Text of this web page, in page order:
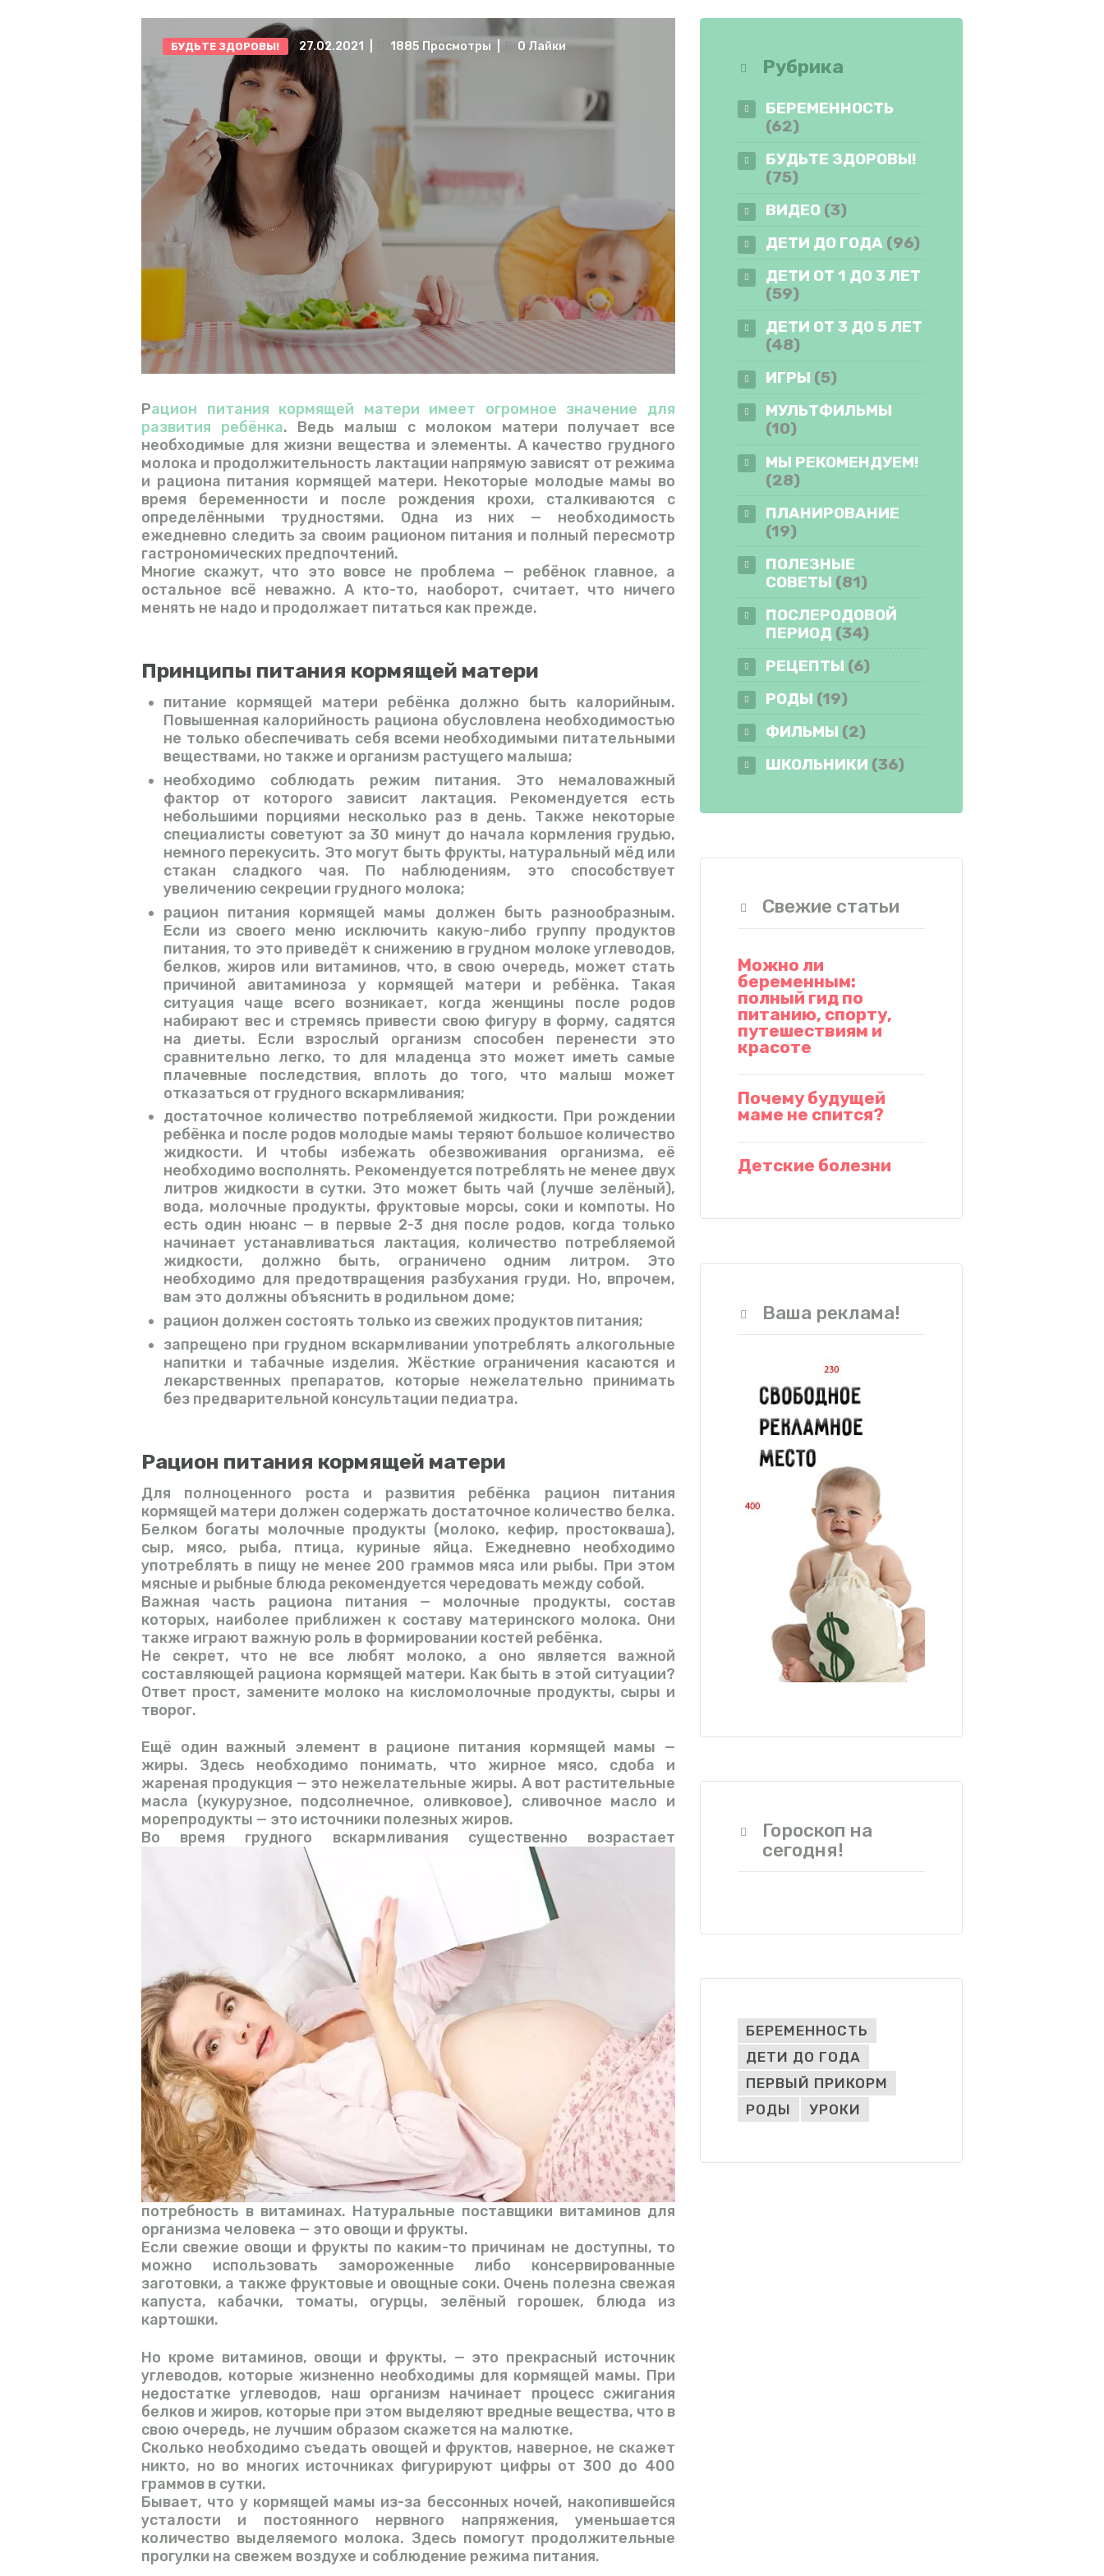
И
ИГРЫ
ВИДЕО
ФОРУМ
БУДЬТЕ ЗДОРОВЫ! 27.02.2021 1885 Просмотры 0 Лайки
Рацион питания кормящей матери имеет огромное значение для
развития ребёнка. Ведь малыш с молоком матери получает все
необходимые для жизни вещества и элементы. А качество грудного
молока и продолжительность лактации напрямую зависят от режима
и рациона питания кормящей матери. Некоторые молодые мамы во
время беременности и после рождения крохи, сталкиваются с
определёнными трудностями. Одна из них — необходимость
ежедневно следить за своим рационом питания и полный пересмотр
гастрономических предпочтений.
Многие скажут, что это вовсе не проблема — ребёнок главное, а
остальное всё неважно. А кто-то, наоборот, считает, что ничего
менять не надо и продолжает питаться как прежде.
Принципы питания кормящей матери
питание кормящей матери ребёнка должно быть калорийным.
Повышенная калорийность рациона обусловлена необходимостью
не только обеспечивать себя всеми необходимыми питательными
веществами, но также и организм растущего малыша;
необходимо соблюдать режим питания. Это немаловажный
фактор от которого зависит лактация. Рекомендуется есть
небольшими порциями несколько раз в день. Также некоторые
специалисты советуют за 30 минут до начала кормления грудью,
немного перекусить. Это могут быть фрукты, натуральный мёд или
стакан сладкого чая. По наблюдениям, это способствует
увеличению секреции грудного молока;
рацион питания кормящей мамы должен быть разнообразным.
Если из своего меню исключить какую-либо группу продуктов
питания, то это приведёт к снижению в грудном молоке углеводов,
белков, жиров или витаминов, что, в свою очередь, может стать
причиной авитаминоза у кормящей матери и ребёнка. Такая
ситуация чаще всего возникает, когда женщины после родов
набирают вес и стремясь привести свою фигуру в форму, садятся
на диеты. Если взрослый организм способен перенести это
сравнительно легко, то для младенца это может иметь самые
плачевные последствия, вплоть до того, что малыш может
отказаться от грудного вскармливания;
достаточное количество потребляемой жидкости. При рождении
ребёнка и после родов молодые мамы теряют большое количество
жидкости. И чтобы избежать обезвоживания организма, её
необходимо восполнять. Рекомендуется потреблять не менее двух
литров жидкости в сутки. Это может быть чай (лучше зелёный),
вода, молочные продукты, фруктовые морсы, соки и компоты. Но
есть один нюанс — в первые 2-3 дня после родов, когда только
начинает устанавливаться лактация, количество потребляемой
жидкости, должно быть, ограничено одним литром. Это
необходимо для предотвращения разбухания груди. Но, впрочем,
вам это должны объяснить в родильном доме;
рацион должен состоять только из свежих продуктов питания;
запрещено при грудном вскармливании употреблять алкогольные
напитки и табачные изделия. Жёсткие ограничения касаются и
лекарственных препаратов, которые нежелательно принимать
без предварительной консультации педиатра.
Рацион питания кормящей матери
Для полноценного роста и развития ребёнка рацион питания
кормящей матери должен содержать достаточное количество белка.
Белком богаты молочные продукты (молоко, кефир, простокваша),
сыр, мясо, рыба, птица, куриные яйца. Ежедневно необходимо
употреблять в пищу не менее 200 граммов мяса или рыбы. При этом
мясные и рыбные блюда рекомендуется чередовать между собой.
Важная часть рациона питания — молочные продукты, состав
которых, наиболее приближен к составу материнского молока. Они
также играют важную роль в формировании костей ребёнка.
Не секрет, что не все любят молоко, а оно является важной
составляющей рациона кормящей матери. Как быть в этой ситуации?
Ответ прост, замените молоко на кисломолочные продукты, сыры и
творог.
Ещё один важный элемент в рационе питания кормящей мамы —
жиры. Здесь необходимо понимать, что жирное мясо, сдоба и
жареная продукция — это нежелательные жиры. А вот растительные
масла (кукурузное, подсолнечное, оливковое), сливочное масло и
морепродукты — это источники полезных жиров.
Во время грудного вскармливания существенно возрастает
потребность в витаминах. Натуральные поставщики витаминов для
организма человека — это овощи и фрукты.
Если свежие овощи и фрукты по каким-то причинам не доступны, то
можно использовать замороженные либо консервированные
заготовки, а также фруктовые и овощные соки. Очень полезна свежая
капуста, кабачки, томаты, огурцы, зелёный горошек, блюда из
картошки.
Но кроме витаминов, овощи и фрукты, — это прекрасный источник
углеводов, которые жизненно необходимы для кормящей мамы. При
недостатке углеводов, наш организм начинает процесс сжигания
белков и жиров, которые при этом выделяют вредные вещества, что в
свою очередь, не лучшим образом скажется на малютке.
Сколько необходимо съедать овощей и фруктов, наверное, не скажет
никто, но во многих источниках фигурируют цифры от 300 до 400
граммов в сутки.
Бывает, что у кормящей мамы из-за бессонных ночей, накопившейся
усталости и постоянного нервного напряжения, уменьшается
количество выделяемого молока. Здесь помогут продолжительные
прогулки на свежем воздухе и соблюдение режима питания.
Рубрика
БЕРЕМЕННОСТЬ
(62)
БУДЬТЕ ЗДОРОВЫ!
(75)
ВИДЕО (3)
ДЕТИ ДО ГОДА (96)
ДЕТИ ОТ 1 ДО 3 ЛЕТ
(59)
ДЕТИ ОТ 3 ДО 5 ЛЕТ
(48)
ИГРЫ (5)
МУЛЬТФИЛЬМЫ
(10)
МЫ РЕКОМЕНДУЕМ!
(28)
ПЛАНИРОВАНИЕ
(19)
ПОЛЕЗНЫЕ
СОВЕТЫ (81)
ПОСЛЕРОДОВОЙ
ПЕРИОД (34)
РЕЦЕПТЫ (6)
РОДЫ (19)
ФИЛЬМЫ (2)
ШКОЛЬНИКИ (36)
Свежие статьи
Можно ли
беременным:
полный гид по
питанию, спорту,
путешествиям и
красоте
Почему будущей
маме не спится?
Детские болезни
Ваша реклама!
Гороскоп на
сегодня!
БЕРЕМЕННОСТЬ
ДЕТИ ДО ГОДА
ПЕРВЫЙ ПРИКОРМ
РОДЫ
УРОКИ